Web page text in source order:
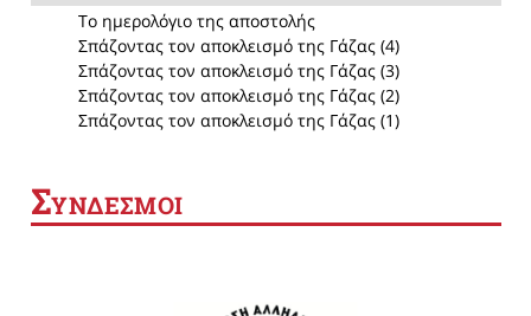
Το ημερολόγιο της αποστολής
Σπάζοντας τον αποκλεισμό της Γάζας (4)
Σπάζοντας τον αποκλεισμό της Γάζας (3)
Σπάζοντας τον αποκλεισμό της Γάζας (2)
Σπάζοντας τον αποκλεισμό της Γάζας (1)
ΣΥΝΔΕΣΜΟΙ